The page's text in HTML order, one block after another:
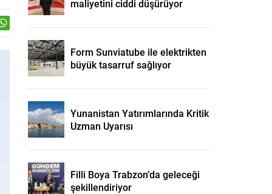
maliyetini ciddi düşürüyor
Form Sunviatube ile elektrikten
büyük tasarruf sağlıyor
Yunanistan Yatırımlarında Kritik
Uzman Uyarısı
Filli Boya Trabzon’da geleceği
şekillendiriyor